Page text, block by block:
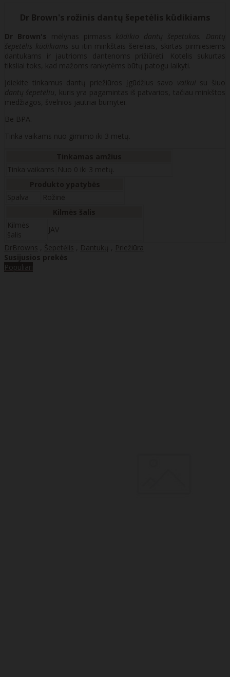
Dr Brown's rožinis dantų šepetėlis kūdikiams
Dr Brown's mėlynas pirmasis kūdikio dantų šepetukas.
Dantų
šepetėlis kūdikiams su itin minkštais šereliais, skirtas pirmiesiems
dantukams ir jautrioms dantenoms prižiūrėti. Kotelis sukurtas
tiksliai toks, kad mažoms rankytėms būtų patogu laikyti.
Įdiekite tinkamus dantų priežiūros įgūdžius savo vaikui su šiuo
dantų šepetėliu, kuris yra pagamintas iš patvarios, tačiau minkštos
medžiagos, švelnios jautriai burnytei.
Be BPA.
Tinka vaikams nuo gimimo iki 3 metų.
Tinka vaikams Nuo 0 iki 3 metų.
Spalva
Rožinė
Kilmės
šalis
JAV
DrBrowns , Šepetėlis , Dantukų , Priežiūra
Susijusios prekės
Populiari